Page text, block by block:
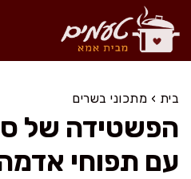
לדלג
לתוכן
בית › מתכוני בשרים
הפשטידה של
עם תפוחי